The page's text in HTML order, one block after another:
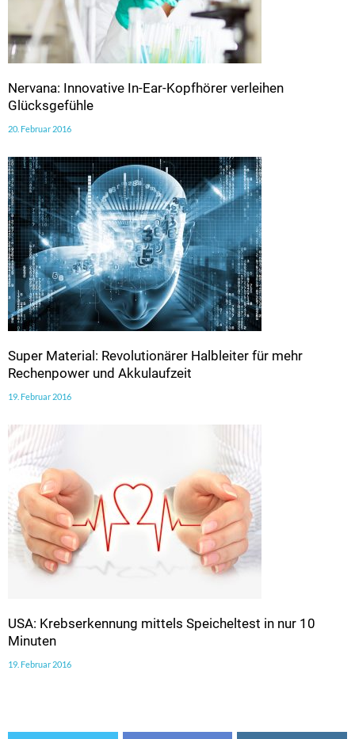
Nervana: Innovative In-Ear-Kopfhörer verleihen
Glücksgefühle
20. Februar 2016
Super Material: Revolutionärer Halbleiter für mehr
Rechenpower und Akkulaufzeit
19. Februar 2016
USA: Krebserkennung mittels Speicheltest in nur 10
Minuten
19. Februar 2016